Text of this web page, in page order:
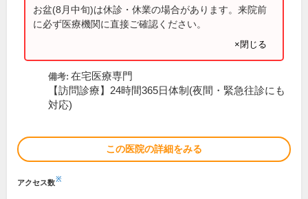
お盆(8月中旬)は休診・休業の場合があります。来院前
に必ず医療機関に直接ご確認ください。
×閉じる
備考: 在宅医療専門
【訪問診療】24時間365日体制(夜間・緊急往診にも
対応)
この医院の詳細をみる
アクセス数※